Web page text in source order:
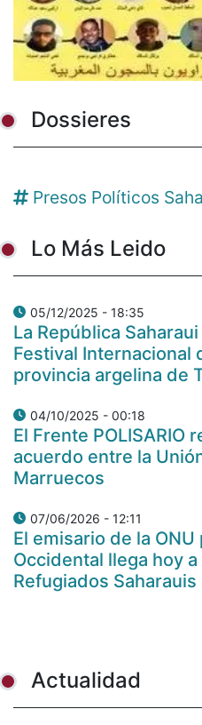
Dossieres
Presos Políticos
Lo Más Leido
05/12/2025 - 18:35
La República
Festival Internacional
provincia argelina de
04/10/2025 - 00:18
El Frente POLISARIO
acuerdo entre la
Marruecos
07/06/2026 - 12:11
El emisario de la ONU
Occidental llega hoy
Refugiados Saharauis
Actualidad